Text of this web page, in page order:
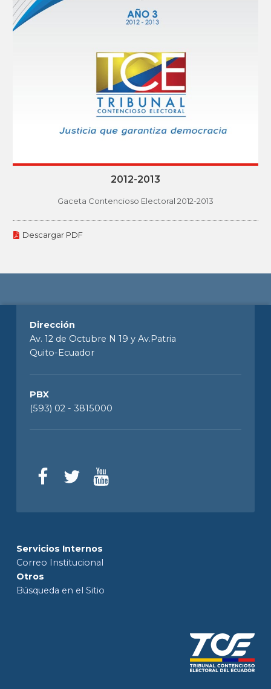
2012-2013
Gaceta Contencioso Electoral 2012-2013
Descargar PDF
Dirección
Av. 12 de Octubre N 19 y Av.Patria
Quito-Ecuador
PBX
(593) 02 - 3815000
Servicios Internos
Correo Institucional
Otros
Búsqueda en el Sitio